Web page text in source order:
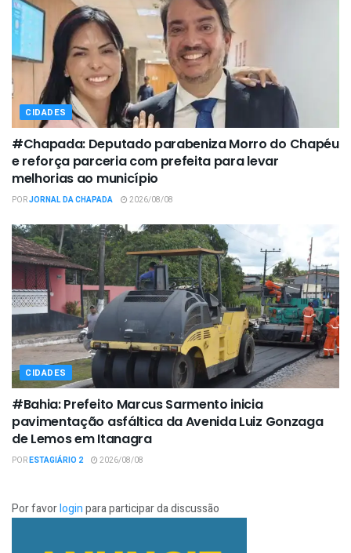
CIDADES
#Chapada: Deputado parabeniza Morro do Chapéu
e reforça parceria com prefeita para levar
melhorias ao município
PORJORNAL DA CHAPADA 2026/08/08
CIDADES
#Bahia: Prefeito Marcus Sarmento inicia
pavimentação asfáltica da Avenida Luiz Gonzaga
de Lemos em Itanagra
PORESTAGIÁRIO 2 2026/08/08
Por favorloginpara participar da discussão